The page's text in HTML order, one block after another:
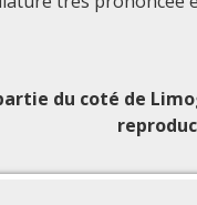
du coté de